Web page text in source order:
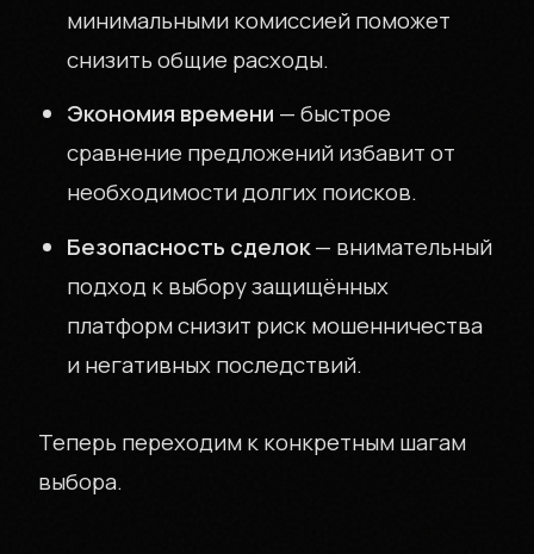
минимальными комиссией поможет
снизить общие расходы.
Экономия времени — быстрое
сравнение предложений избавит от
необходимости долгих поисков.
Безопасность сделок— внимательный
подход к выбору защищённых
платформ снизит риск мошенничества
и негативных последствий.
Теперь переходим к конкретным шагам
выбора.